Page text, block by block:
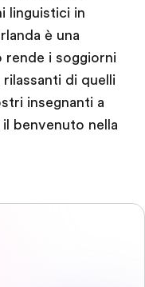
linguistici in
è una
rende i soggiorni
di quelli
insegnanti a
benvenuto nella